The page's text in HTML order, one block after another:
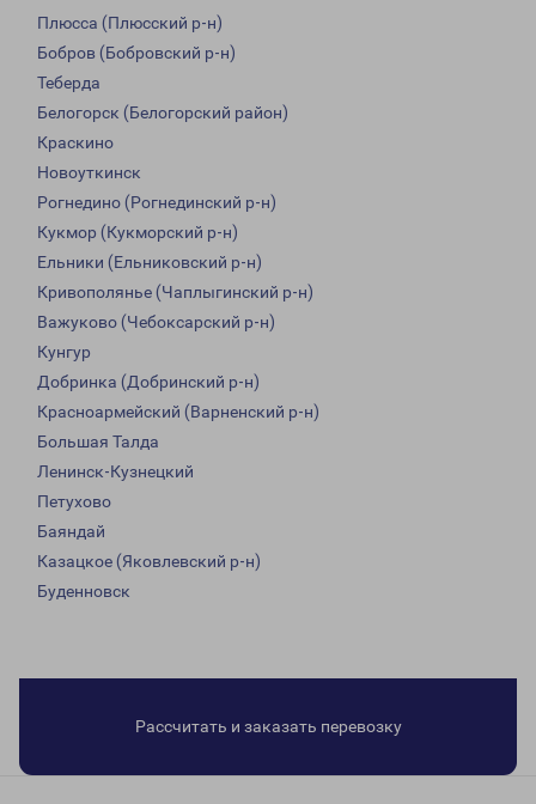
Плюсса (Плюсский р-н)
Бобров (Бобровский р-н)
Теберда
Белогорск (Белогорский район)
Краскино
Новоуткинск
Рогнедино (Рогнединский р-н)
Кукмор (Кукморский р-н)
Ельники (Ельниковский р-н)
Кривополянье (Чаплыгинский р-н)
Важуково (Чебоксарский р-н)
Кунгур
Добринка (Добринский р-н)
Красноармейский (Варненский р-н)
Большая Талда
Ленинск-Кузнецкий
Петухово
Баяндай
Казацкое (Яковлевский р-н)
Буденновск
Рассчитать и заказать перевозку